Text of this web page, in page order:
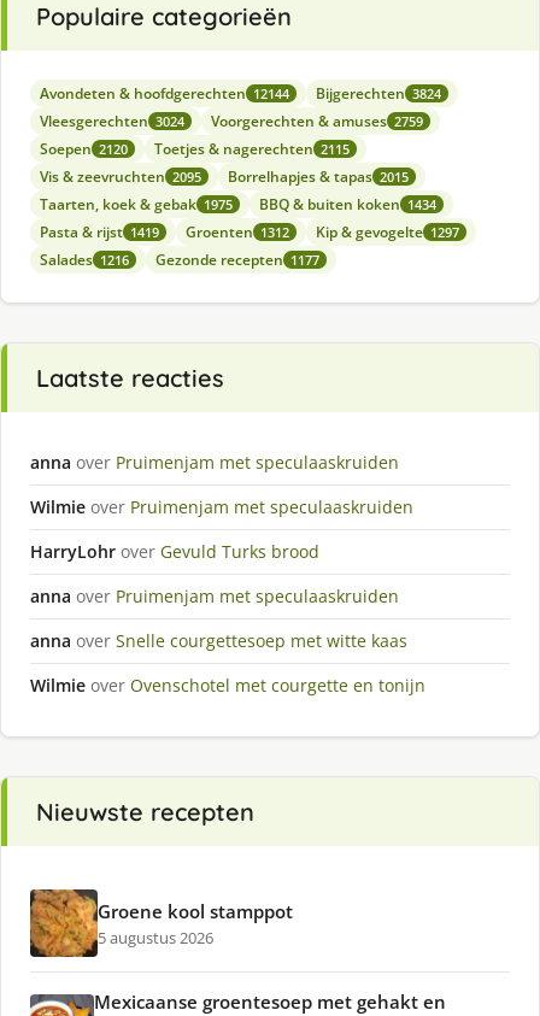
Populaire categorieën
Avondeten & hoofdgerechten 12144 Bijgerechten 3824
Vleesgerechten 3024 Voorgerechten & amuses 2759
Soepen 2120 Toetjes & nagerechten 2115
Vis & zeevruchten 2095 Borrelhapjes & tapas 2015
Taarten, koek & gebak 1975 BBQ & buiten koken 1434
Pasta & rijst 1419 Groenten 1312 Kip & gevogelte 1297
Salades 1216 Gezonde recepten 1177
Laatste reacties
anna over Pruimenjam met speculaaskruiden
Wilmie over Pruimenjam met speculaaskruiden
HarryLohr over Gevuld Turks brood
anna over Pruimenjam met speculaaskruiden
anna over Snelle courgettesoep met witte kaas
Wilmie over Ovenschotel met courgette en tonijn
Nieuwste recepten
Groene kool stamppot
5 augustus 2026
Mexicaanse groentesoep met gehakt en